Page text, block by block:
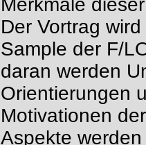
Merkmale
Der Vortrag
Sample der F/
daran werden
Orientierungen
Motivationen
Aspekte